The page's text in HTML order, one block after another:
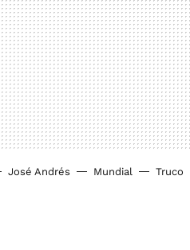
José Andrés Mundial Truco